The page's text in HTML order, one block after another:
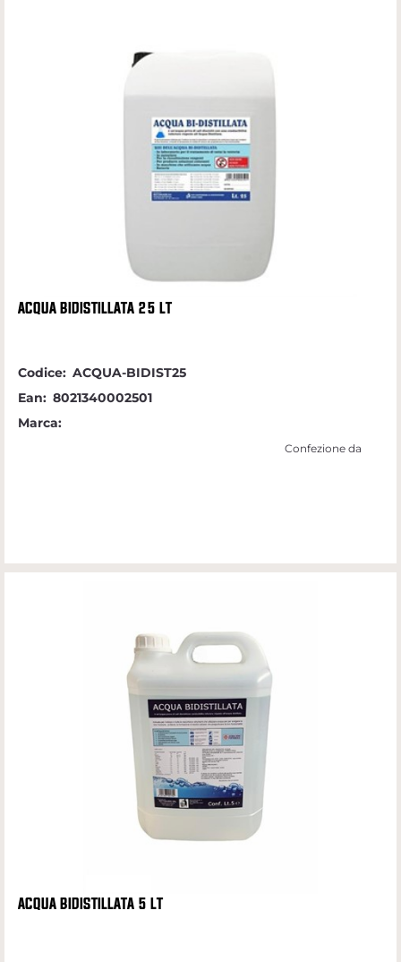
ACQUA BIDISTILLATA 25 LT
Codice: ACQUA-BIDIST25
Ean: 8021340002501
Marca:
Confezione da
ACQUA BIDISTILLATA 5 LT